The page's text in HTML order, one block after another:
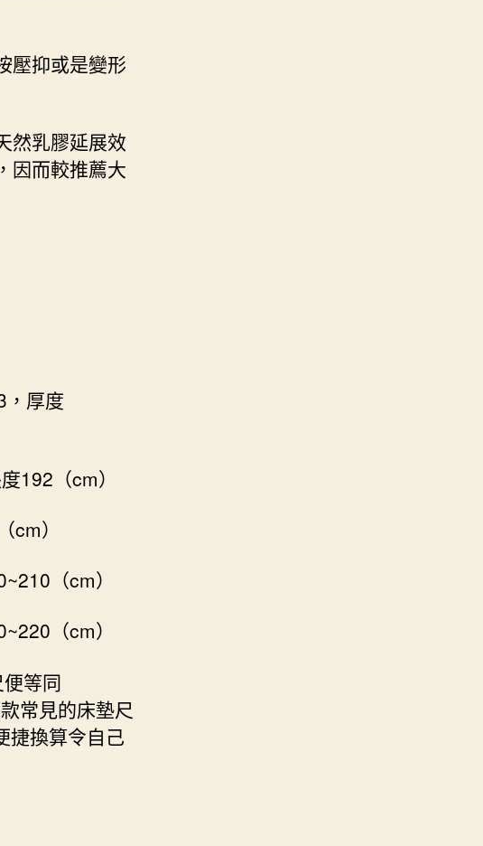
壓抑或是變形
然乳膠延展效
因而較推薦大
，厚度
192（cm）
cm）
（cm）
（cm）
等同
常見的床墊尺
捷換算令自己